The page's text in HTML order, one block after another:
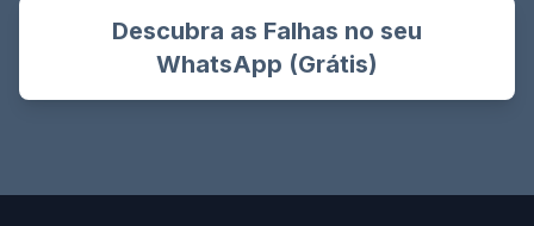
Descubra as Falhas no seu
WhatsApp (Grátis)